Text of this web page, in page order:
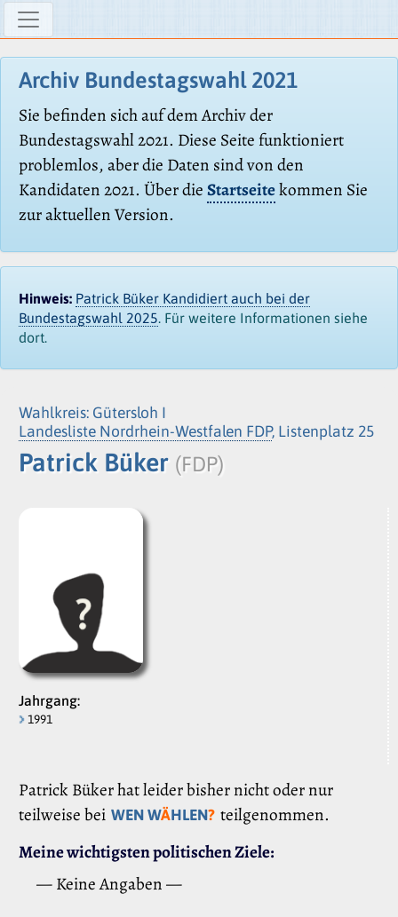
Archiv Bundestagswahl 2021
Sie befinden sich auf dem Archiv der
Bundestagswahl 2021. Diese Seite funktioniert
problemlos, aber die Daten sind von den
Kandidaten 2021. Über dieStartseitekommen Sie
zur aktuellen Version.
Hinweis: Patrick Büker Kandidiert auch bei der
Bundestagswahl 2025. Für weitere Informationen siehe
dort.
Wahlkreis: Gütersloh I
Landesliste Nordrhein-Westfalen FDP, Listenplatz 25
Patrick Büker (FDP)
Jahrgang:
1991
Patrick Büker hat leider bisher nicht oder nur
teilweise bei WEN WÄHLEN? teilgenommen.
Meine wichtigsten politischen Ziele:
— Keine Angaben —